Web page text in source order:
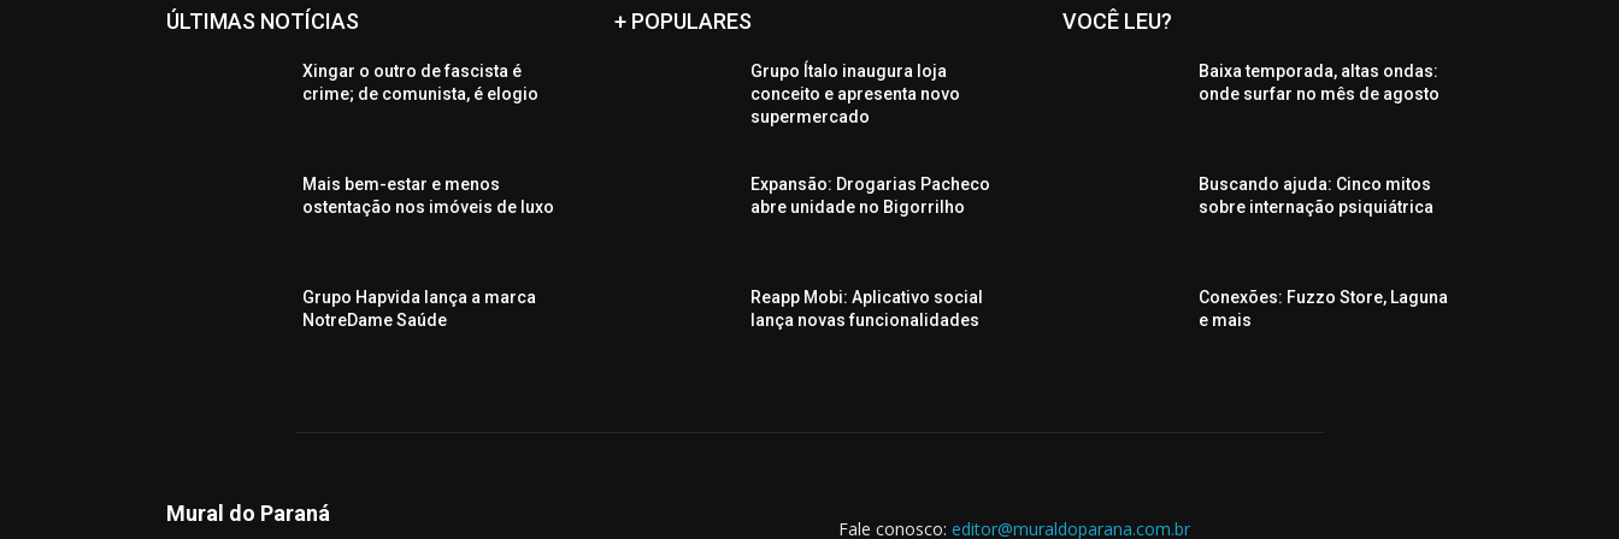
ÚLTIMAS NOTÍCIAS
Xingar o outro de fascista é
crime; de comunista, é elogio
Mais bem-estar e menos
ostentação nos imóveis de luxo
Grupo Hapvida lança a marca
NotreDame Saúde
+ POPULARES
Grupo Ítalo inaugura loja
conceito e apresenta novo
supermercado
Expansão: Drogarias Pacheco
abre unidade no Bigorrilho
Reapp Mobi: Aplicativo social
lança novas funcionalidades
VOCÊ LEU?
Baixa temporada, altas ondas:
onde surfar no mês de agosto
Buscando ajuda: Cinco mitos
sobre internação psiquiátrica
Conexões: Fuzzo Store, Laguna
e mais
Mural do Paraná
Fale conosco: editor@muraldoparana.com.br